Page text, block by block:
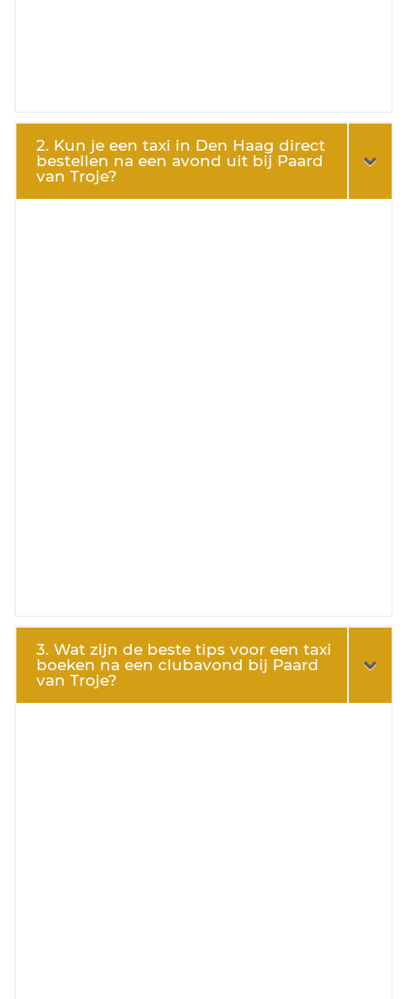
2. Kun je een taxi in Den Haag direct
bestellen na een avond uit bij Paard
van Troje?
3. Wat zijn de beste tips voor een taxi
boeken na een clubavond bij Paard
van Troje?